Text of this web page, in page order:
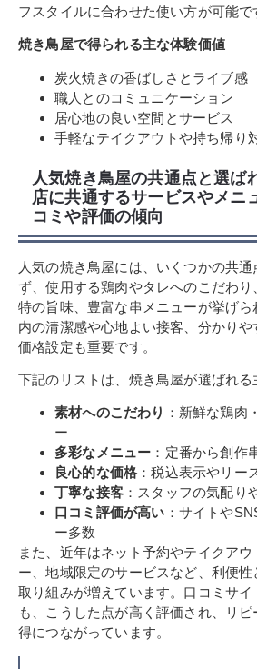
フスタイルに合わせた使い方が可能で
焼き鳥屋で得られる主な体験価値
炭火焼きの香ばしさとライブ感
職人とのコミュニケーション
居心地の良い空間とサービス
手軽なテイクアウトや持ち帰り
人気焼き鳥屋の共通点と選ば
店に共通するサービスやメニ
コミや評価の傾向
人気の焼き鳥屋には、いくつかの共通
ず、使用する鶏肉やタレへのこだわ
特の旨味、豊富な串メニューが挙げ
内の清潔感や心地よい接客、分かり
価格設定も重要です。
下記のリストは、焼き鳥屋が選ばれる
素材へのこだわり ：新鮮な鶏肉
ー
多彩なメニュー ：定番から創作
良心的な価格 ：税込表示やリー
丁寧な接客 ：スタッフの気配り
口コミ評価が高い ：サイトや
ー多数
また、近年はネット予約やテイクアウ
ー、地域限定のサービスなど、利便
取り組みが増えています。口コミサ
も、こうした点が高く評価され、リ
得につながっています。